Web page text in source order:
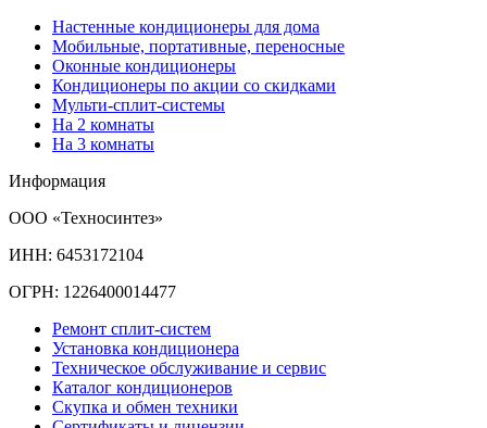
Настенные кондиционеры для дома
Мобильные, портативные, переносные
Оконные кондиционеры
Кондиционеры по акции со скидками
Мульти-сплит-системы
На 2 комнаты
На 3 комнаты
Информация
ООО «Техносинтез»
ИНН: 6453172104
ОГРН: 1226400014477
Ремонт сплит-систем
Установка кондиционера
Техническое обслуживание и сервис
Каталог кондиционеров
Скупка и обмен техники